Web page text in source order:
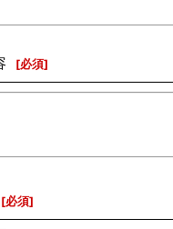
[必須]
[必須]